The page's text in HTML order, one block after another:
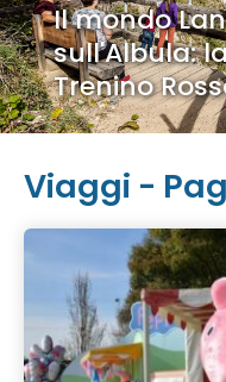
Il mondo
sull'Albula:
Trenino
Viaggi -